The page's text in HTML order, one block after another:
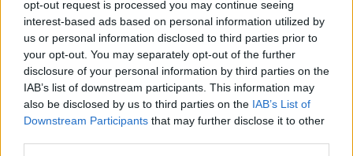
opt-out request is processed you may continue seeing
interest-based ads based on personal information utilized by
us or personal information disclosed to third parties prior to
your opt-out. You may separately opt-out of the further
disclosure of your personal information by third parties on the
IAB’s list of downstream participants. This information may
also be disclosed by us to third parties on the IAB’s List of
Downstream Participants that may further disclose it to other
felüljáró alatt lévő vasúti átjáróban egy kisteherautóval
ütközött. Az Országos Katasztrófavédelmi Főigazgatóság
(OKF) tájékoztatása szerint a vonaton 120 utas utazott, a
kisteherautóban két ember ült. A fővárosi hivatásos
tűzoltókat riasztották az esethez....
KEDVES OLVASÓNK!